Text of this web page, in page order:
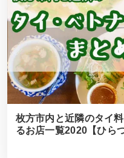
枚方市内と近隣のタイ
るお店一覧2020【ひら